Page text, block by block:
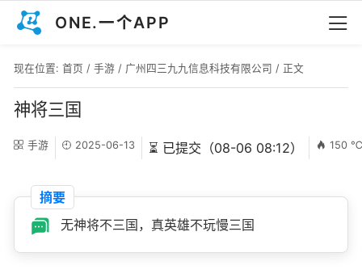
ONE.一个APP
现在位置: 首页 / 手游 / 广州四三九九信息科技有限公司 / 正文
神将三国
手游 2025-06-13 ⏳ 已提交（08-06 08:12） 150
摘要
无神将不三国，真英雄不玩慢三国